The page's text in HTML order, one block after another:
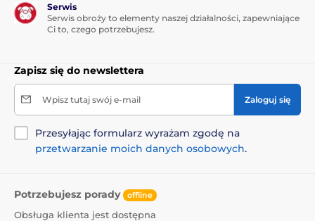
Serwis
Serwis obroży to elementy naszej działalności, zapewniające
Ci to, czego potrzebujesz.
Zapisz się do newslettera
Wpisz tutaj swój e-mail Zaloguj się
Przesyłając formularz wyrażam zgodę na
przetwarzanie moich danych osobowych.
Potrzebujesz porady offline
Obsługa klienta jest dostępna